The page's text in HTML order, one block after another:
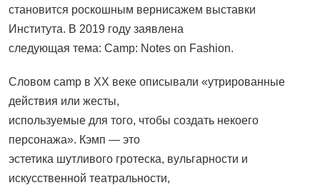
становится роскошным вернисажем выставки
Института. В 2019 году заявлена
следующая тема: Camp: Notes on Fashion.
Словом camp в XX веке описывали «утрированные
действия или жесты,
используемые для того, чтобы создать некоего
персонажа». Кэмп — это
эстетика шутливого гротеска, вульгарности и
искусственной театральности,